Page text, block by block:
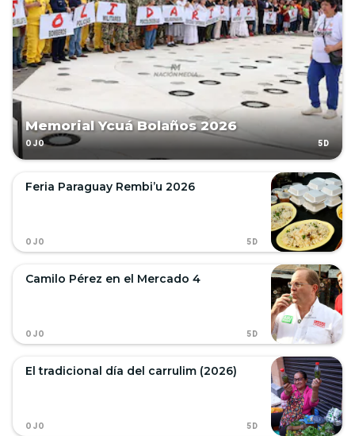
Memorial Ycuá Bolaños 2026
OJO 5D
Feria Paraguay Rembi’u 2026
OJO 5D
Camilo Pérez en el Mercado 4
OJO 5D
El tradicional día del carrulim (2026)
OJO 5D